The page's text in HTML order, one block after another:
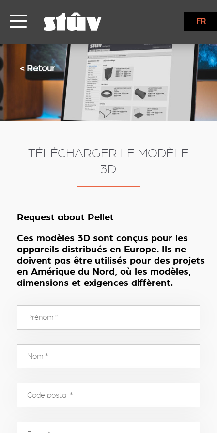
FR
< Retour
TÉLÉCHARGER LE MODÈLE
3D
Request about Pellet
Ces modèles 3D sont conçus pour les
appareils distribués en Europe. Ils ne
doivent pas être utilisés pour des projets
en Amérique du Nord, où les modèles,
dimensions et exigences diffèrent.